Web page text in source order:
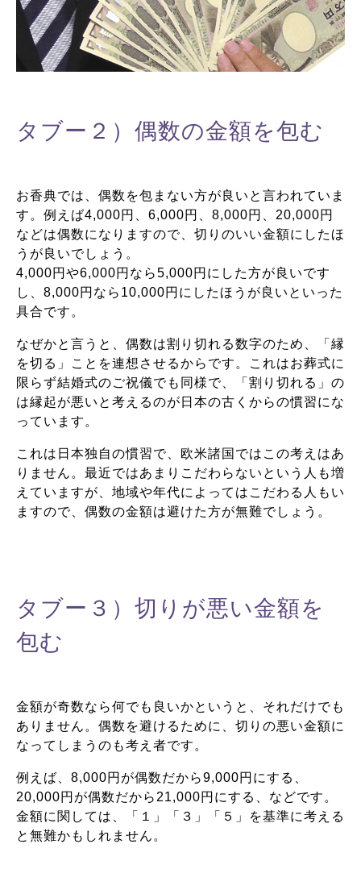
タブー２）偶数の金額を包む
お香典では、偶数を包まない方が良いと言われていま
す。例えば4,000円、6,000円、8,000円、20,000円
などは偶数になりますので、切りのいい金額にしたほ
うが良いでしょう。
4,000円や6,000円なら5,000円にした方が良いです
し、8,000円なら10,000円にしたほうが良いといった
具合です。
なぜかと言うと、偶数は割り切れる数字のため、「縁
を切る」ことを連想させるからです。これはお葬式に
限らず結婚式のご祝儀でも同様で、「割り切れる」の
は縁起が悪いと考えるのが日本の古くからの慣習にな
っています。
これは日本独自の慣習で、欧米諸国ではこの考えはあ
りません。最近ではあまりこだわらないという人も増
えていますが、地域や年代によってはこだわる人もい
ますので、偶数の金額は避けた方が無難でしょう。
タブー３）切りが悪い金額を
包む
金額が奇数なら何でも良いかというと、それだけでも
ありません。偶数を避けるために、切りの悪い金額に
なってしまうのも考え者です。
例えば、8,000円が偶数だから9,000円にする、
20,000円が偶数だから21,000円にする、などです。
金額に関しては、「１」「３」「５」を基準に考える
と無難かもしれません。